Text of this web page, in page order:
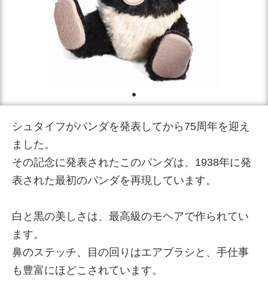
シュタイフがパンダを発表してから75周年を迎え
ました。
その記念に発表されたこのパンダは、1938年に発
表された最初のパンダを再現しています。
白と黒の美しさは、最高級のモヘアで作られてい
ます。
鼻のステッチ、目の回りはエアブラシと、手仕事
も豊富にほどこされています。